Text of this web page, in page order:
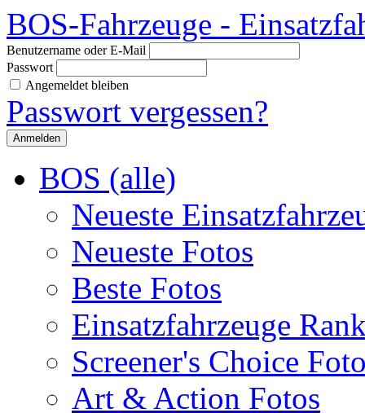
BOS-Fahrzeuge -
Benutzername oder E-Mail
Passwort
Angemeldet bleiben
Passwort vergessen?
BOS (alle)
Neueste
Neueste Fotos
Beste Fotos
Einsatzfahrzeuge
Screener's Choice
Art & Action Fotos